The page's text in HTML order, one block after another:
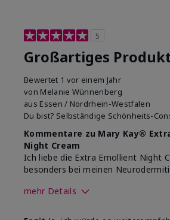
5
Großartiges
Bewertet 1 vor einem Jahr
von Melanie Wünnenberg
aus Essen / Nordrhein-Westfalen
Du bist? Selbständige Schönheits-
Kommentare zu Mary Kay®
Night Cream
Ich liebe die Extra Emollient Night
besonders bei meinen
mehr Details